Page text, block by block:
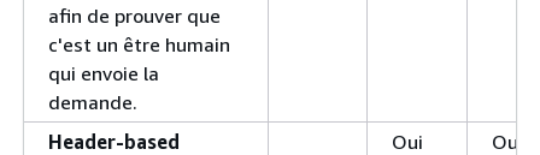
afin de prouver que
c'est un être humain
qui envoie la
demande.
Header-based
Oui Oui